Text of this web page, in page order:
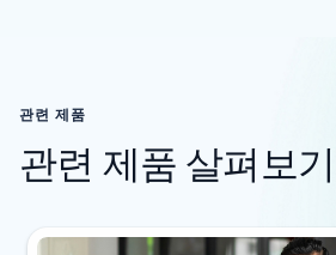
관련 제품
관련 제품 살펴보기
슬라이드 1/4 표시